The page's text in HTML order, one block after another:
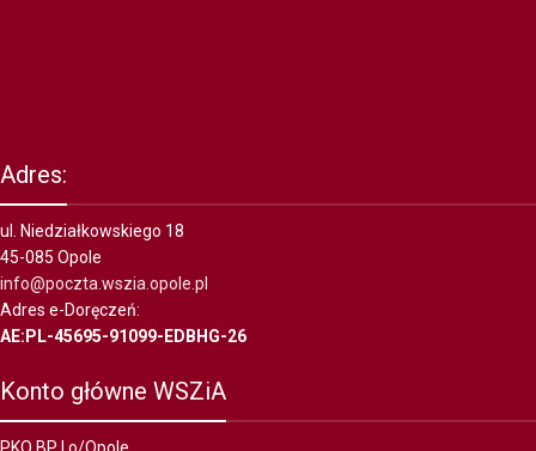
Adres:
ul. Niedziałkowskiego 18
45-085 Opole
info@poczta.wszia.opole.pl
Adres e-Doręczeń:
AE:PL-45695-91099-EDBHG-26
Konto główne WSZiA